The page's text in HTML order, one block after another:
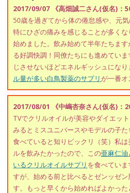
2017/09/07 《高畑誠二さん(仮名)：
50歳を過ぎてから体の倦怠感や、元気
特にひざの痛みを感じることが多く
始めました。飲み始めて半年たちま
る好調快調！同僚たちにも進めてい
じさせないほどエネルギッシュにな
ル量が多い白鳥製薬のサプリが一番オ
2017/08/01 《中嶋杏奈さん(仮名)：
TVでクリルオイルが美容やダイエッ
みるとミスユニバースやモデルの子
食べていると知りビックリ（笑）私
ルを飲みたかったので、この亜麻仁
いるクリルオイルサプリ を食べてい
すが、始める前と比べるとゼンッゼ
す。もっと早くから始めればよかった